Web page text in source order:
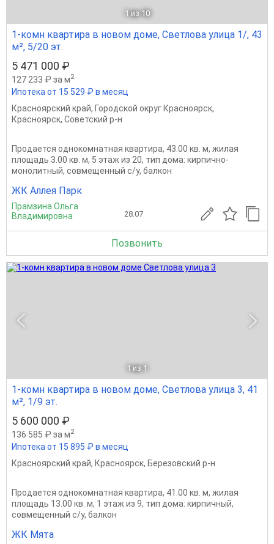
1 из 10
1-комн квартира в новом доме, Светлова улица 1/, 43
м², 5/20 эт.
5 471 000 ₽
127 233 ₽ за м2
Ипотека от 15 529 ₽ в месяц
Красноярский край, Городской округ Красноярск,
Красноярск, Советский р-н
Продается однокомнатная квартира, 43.00 кв. м, жилая
площадь 3.00 кв. м, 5 этаж из 20, тип дома: кирпично-
монолитный, совмещенный с/у, балкон
ЖК Аллея Парк
Прамзина Ольга
Владимировна
28.07
Позвонить
1 из 1
1-комн квартира в новом доме, Светлова улица 3, 41
м², 1/9 эт.
5 600 000 ₽
136 585 ₽ за м2
Ипотека от 15 895 ₽ в месяц
Красноярский край, Красноярск, Березовский р-н
Продается однокомнатная квартира, 41.00 кв. м, жилая
площадь 13.00 кв. м, 1 этаж из 9, тип дома: кирпичный,
совмещенный с/у, балкон
ЖК Мята